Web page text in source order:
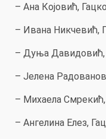
– Ана Којовић, Гацко
– Ивана Никчевић,
– Дуња Давидовић,
– Јелена
– Михаела
– Ангелина Елез,